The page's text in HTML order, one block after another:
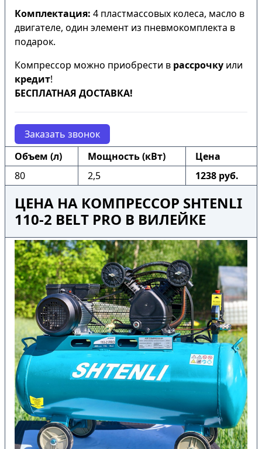
Комплектация: 4 пластмассовых колеса, масло в
двигателе, один элемент из пневмокомплекта в
подарок.
Компрессор можно приобрести в рассрочку или
кредит!
БЕСПЛАТНАЯ ДОСТАВКА!
Заказать звонок
Объем (л)
Мощность (кВт)
Цена
80
2,5 1238 руб.
ЦЕНА НА КОМПРЕССОР SHTENLI
110-2 BELT PRO В ВИЛЕЙКЕ